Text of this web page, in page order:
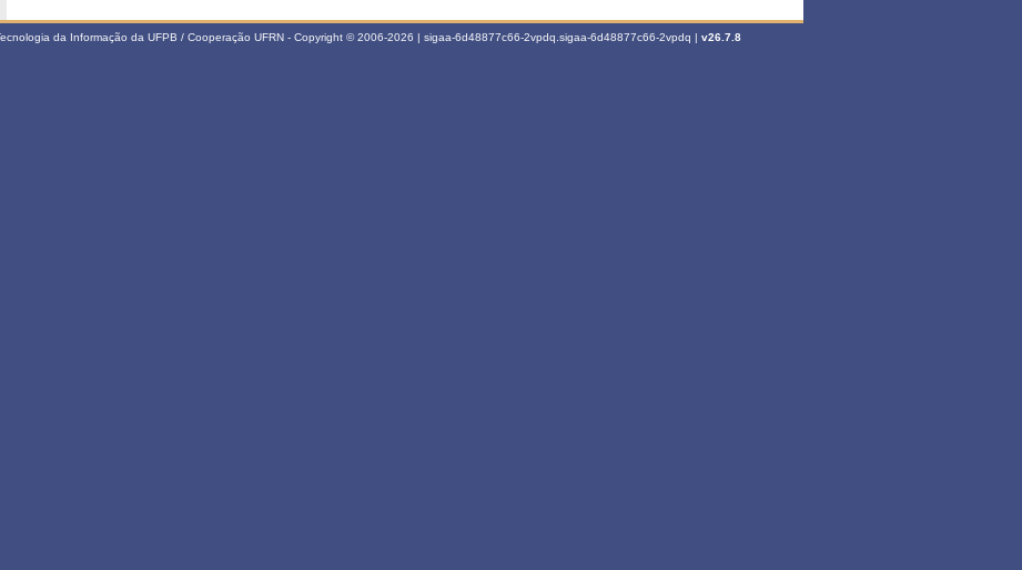
da Informação da UFPB / Cooperação UFRN - Copyright © 2006-2026 | sigaa-6d48877c66-2vpdq.sigaa-6d48877c66-2vpdq | v26.7.8